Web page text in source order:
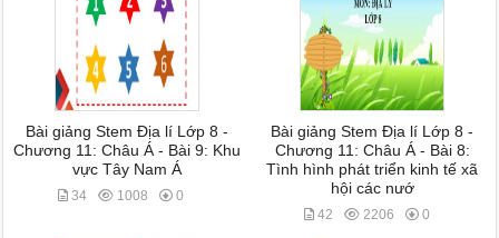
Bài giảng Stem Địa lí Lớp 8 -
Chương 11: Châu Á - Bài 9: Khu
vực Tây Nam Á
34 1008 0
Bài giảng Stem Địa lí Lớp 8 -
Chương 11: Châu Á - Bài 8:
Tình hình phát triển kinh tế xã
hội các nướ
42 2206 0